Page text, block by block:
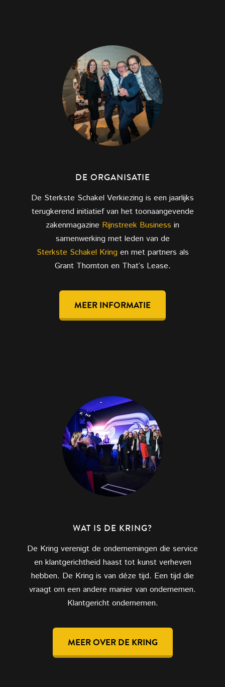
DE ORGANISATIE
De Sterkste Schakel Verkiezing is een jaarlijks
terugkerend initiatief van het toonaangevende
zakenmagazine Rijnstreek Business in
samenwerking met leden van de
Sterkste Schakel Kringen met partners als
Grant Thornton en That’s Lease.
MEER INFORMATIE
WAT IS DE KRING?
De Kring verenigt de ondernemingen die service
en klantgerichtheid haast tot kunst verheven
hebben. De Kring is van déze tijd. Een tijd die
vraagt om een andere manier van ondernemen.
Klantgericht ondernemen.
MEER OVER DE KRING